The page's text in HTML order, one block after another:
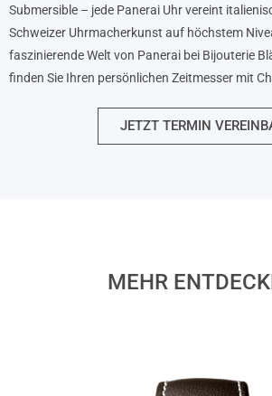
Submersible – jede Panerai Uhr vereint
Schweizer Uhrmacherkunst auf höchstem
faszinierende Welt von Panerai bei Bijouterie
finden Sie Ihren persönlichen Zeitmesser mit
JETZT TERMIN
MEHR